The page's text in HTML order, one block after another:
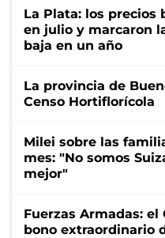
La Plata: los precios
en julio y marcaron
baja en un año
La provincia de
Censo Hortiflorícola
Milei sobre las
mes: "No somos
mejor"
Fuerzas Armadas:
bono extraordinario